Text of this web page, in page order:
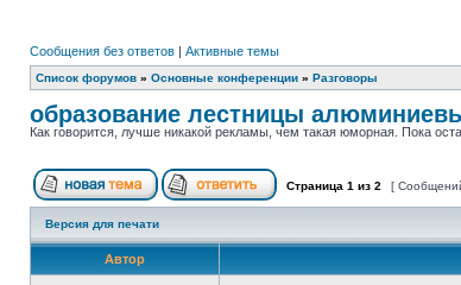
Сообщения без ответов | Активные темы
Список форумов » Основные конференции » Разговоры
образование лестницы
Как говорится, лучше никакой рекламы, чем такая юморная. Пока
Страница 1 из 2 [
Версия для печати
Автор